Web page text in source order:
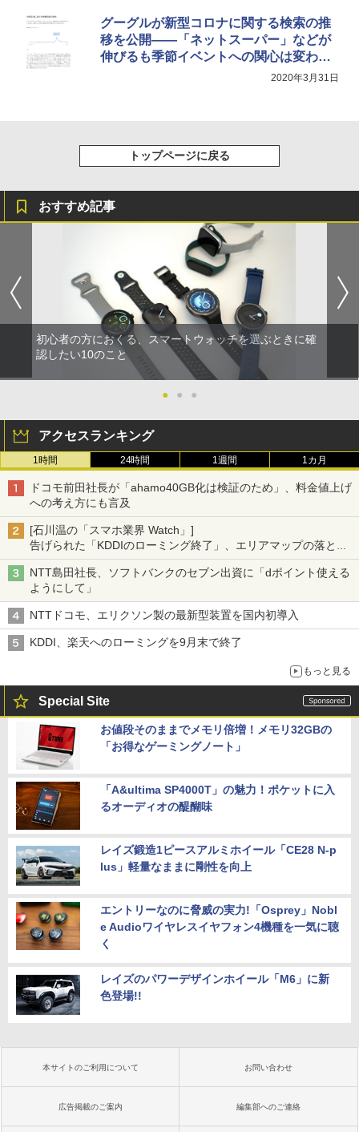
グーグルが新型コロナに関する検索の推
移を公開――「ネットスーパー」などが
伸びるも季節イベントへの関心は変わら
2020年3月31日
トップページに戻る
おすすめ記事
初心者の方におくる、スマートウォッチを選ぶときに確
認したい10のこと
● ● ●
アクセスランキング
1時間 24時間 1週間 1カ月
ドコモ前田社長が「ahamo40GB化は検証のため」、料金値上げ
への考え方にも言及
[石川温の「スマホ業界 Watch」]
告げられた「KDDIのローミング終了」、エリアマップの落とし
穴と楽天モバイルの課題
NTT島田社長、ソフトバンクのセブン出資に「dポイント使える
ようにして」
NTTドコモ、エリクソン製の最新型装置を国内初導入
KDDI、楽天へのローミングを9月末で終了
もっと見る
Special Site
お値段そのままでメモリ倍増！メモリ32GBの
「お得なゲーミングノート」
「A&ultima SP4000T」の魅力！ポケットに入
るオーディオの醍醐味
レイズ鍛造1ピースアルミホイール「CE28 N-p
lus」軽量なままに剛性を向上
エントリーなのに脅威の実力!「Osprey」Nobl
e Audioワイヤレスイヤフォン4機種を一気に聴
く
レイズのパワーデザインホイール「M6」に新
色登場!!
本サイトのご利用について お問い合わせ
広告掲載のご案内 編集部へのご連絡